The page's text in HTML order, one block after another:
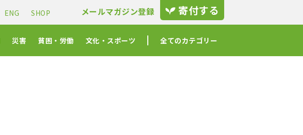
ENG SHOP メールマガジン登録 寄付する
災害 貧困・労働 文化・スポーツ 全てのカテゴリー